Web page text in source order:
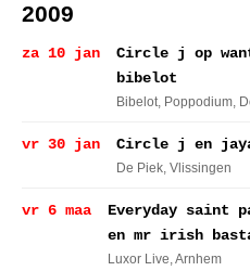
2009
za 10 jan
Circle j op
bibelot
Bibelot, Poppodium,
vr 30 jan Circle j en
De Piek, Vlissingen
vr 6 maa
Everyday
en mr irish
Luxor Live, Arnhem